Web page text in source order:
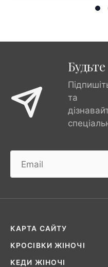
Будьте
та
КАРТА САЙТУ
КРОСІВКИ ЖІНОЧІ
КЕДИ ЖІНОЧІ